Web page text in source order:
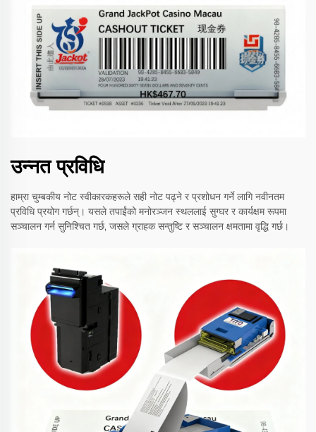
उन्नत प्रविधि
हाम्रा चुम्बकीय नोट स्वीकारकहरूले सही नोट पढ्ने र प्रशोधन गर्ने लागि नवीनतम
प्रविधि प्रयोग गर्छन्। यसले तपाईंको मनोरञ्जन स्थललाई सुग्घर र कार्यक्षम रूपमा
सञ्चालन गर्न सुनिश्चित गर्छ, जसले ग्राहक सन्तुष्टि र सञ्चालन क्षमतामा वृद्धि गर्छ।